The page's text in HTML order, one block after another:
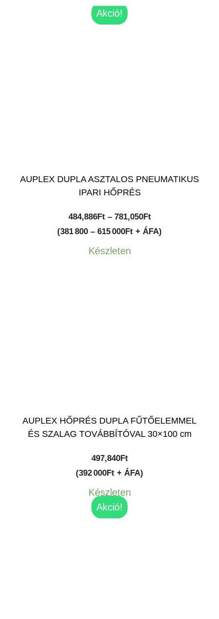
Akció!
AUPLEX DUPLA ASZTALOS PNEUMATIKUS
IPARI HŐPRÉS
484,886Ft – 781,050FtÁrtartomány:
484,886Ft
(381 800 – 615 000Ft + ÁFA)
Készleten
AUPLEX HŐPRÉS DUPLA FŰTŐELEMMEL
ÉS SZALAG TOVÁBBÍTÓVAL 30×100 cm
497,840Ft
(392 000Ft + ÁFA)
Készleten
Akció!